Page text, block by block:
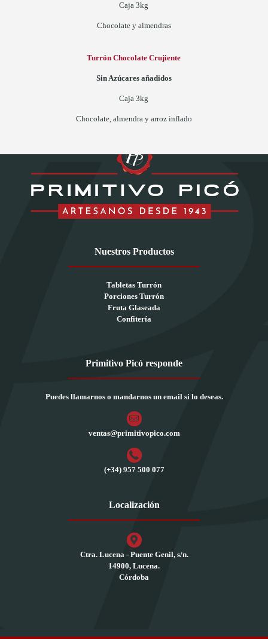
Caja 3kg
Chocolate y almendras
Turrón Chocolate Crujiente
Sin Azúcares añadidos
Caja 3kg
Chocolate, almendra y arroz inflado
Nuestros Productos
Tabletas Turrón
Porciones Turrón
Fruta Glaseada
Confitería
Primitivo Picó responde
Puedes llamarnos o mandarnos un email si lo deseas.
ventas@primitivopico.com
(+34) 957 500 077
Localización
Ctra. Lucena - Puente Genil, s/n.
14900, Lucena.
Córdoba